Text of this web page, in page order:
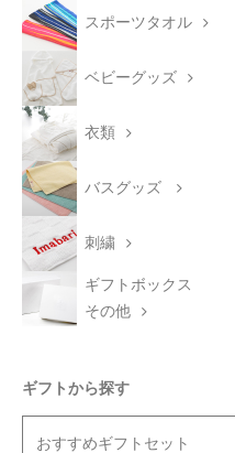
スポーツタオル
ベビーグッズ
衣類
バスグッズ
刺繍
ギフトボックス
その他
ギフトから探す
おすすめギフトセット